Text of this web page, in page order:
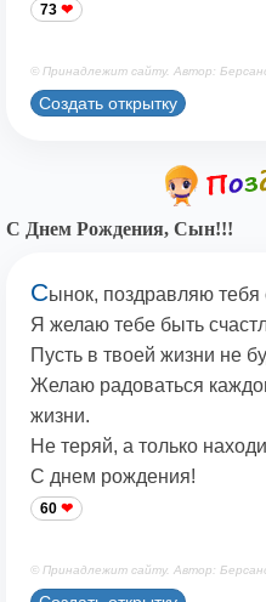
73
© Принадлежит сайту. Автор:
Создать открытку
С Днем Рождения, Сын!!!
Сынок, поздравляю
Я желаю тебе быть
Пусть в твоей жизни не
Желаю радоваться
жизни.
Не теряй, а только
С днем рождения!
60
© Принадлежит сайту. Автор: